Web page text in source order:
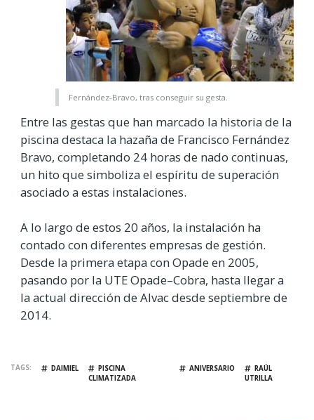
Fernández-Bravo, tras conseguir su gesta.
Entre las gestas que han marcado la historia de la
piscina destaca la hazaña de Francisco Fernández
Bravo, completando 24 horas de nado continuas,
un hito que simboliza el espíritu de superación
asociado a estas instalaciones.
A lo largo de estos 20 años, la instalación ha
contado con diferentes empresas de gestión.
Desde la primera etapa con Opade en 2005,
pasando por la UTE Opade–Cobra, hasta llegar a
la actual dirección de Alvac desde septiembre de
2014.
TAGS DAIMIEL
PISCINA
CLIMATIZADA
ANIVERSARIO
RAÚL
UTRILLA